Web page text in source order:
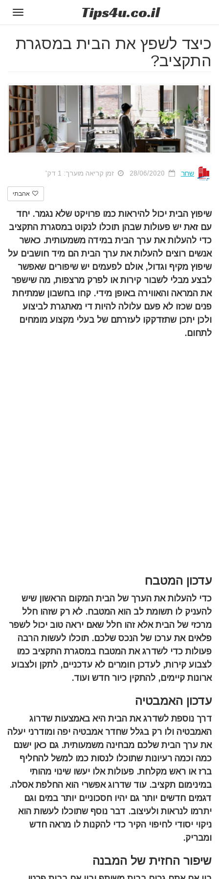
Tips4u.co.il
כיצד לשפץ את הבית במסגרת
התקציב?
שחר זמן קריאה מוערך: 1 דק'
אהבתי
שיפוץ הבית יכול להיראות כמו פרויקט שלא נגמר. יחד
עם זאת יש פעולות שבהן תוכלו לנקוט במסגרת התקציב
כדי להעלות את ערך הבית במידה משמעותית. כאשר
אנשים רוצים להעלות את ערך הבית הם מיד חושבים על
שיפוץ מקיף וגדול, אולם לפעמים יש שיפורים שאפשר
לבצע מבלי לשבור קירות או לפרק מרצפות, מה שישפר
את המראה והאווירה באופן מידי. קחו בחשבון שמתיחת
פנים שכזו לא פעם עלולה להיות די מאתגרת לביצוע
ולכן יתכן שתזדקקו לעזרתם של בעלי מקצוע מומחים
לתחום.
עדכון המטבח
כדי להעלות את הערך של הבית המקום הראשון שיש
להעניק לו תשומת לב הוא המטבח. לא רק שזהו חלל
מרכזי של הבית אלא זהו חלל שאם יראה טוב יכול לשפר
פלאים את ערכו של הנכס שלכם. תוכלו לעשות הרבה
פעולות כדי לשדרג את המטבח במסגרת התקציב כמו
לצבוע קירות, לעדכן חומרים לא עדכניים, לתקן ולצבוע
ארונות קיימים, להתקין כיור חדש ועוד.
עדכון האמבטיה
דרך נוספת לשדרג את הבית היא באמצעות שדרוג
האמבטיה ולו רק בגלל שחדר אמבטיה יפה ומודרני יעלה
את ערך הבית שלכם מבחינה משמעותית. גם כאן ישנם
כמה וכמה רעיונות שתוכלו לנסות כמו למשל להחליף
ברז או ראש מקלחת. פעולות אלו יעשו שינוי מהותי
במינימום תקציב. עוד שדרוג אפשרי הוא החלפת אסלה.
דגמים חדשים יותר גם יהיו חסכוניים יותר במים וגם
יתרמו לנראות ולעיצוב. דבר נוסף שתוכלו לעשות הוא
ניקוי יסודי לחיפוי הקיר כדי להקנות לו מראה חדש
ומבריק.
שיפור החזית של המבנה